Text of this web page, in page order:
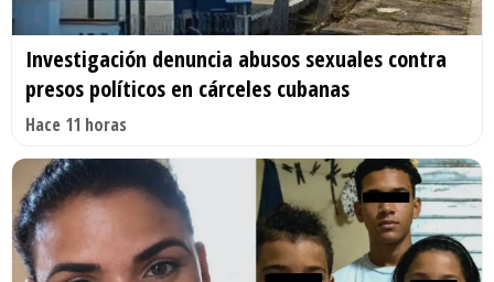
Investigación denuncia abusos sexuales contra
presos políticos en cárceles cubanas
Hace 11 horas